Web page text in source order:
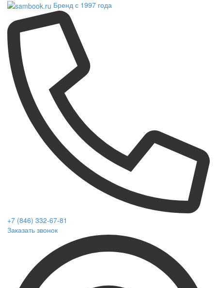
Бренд с 1997 года
+7 (846) 332-67-81
Заказать звонок